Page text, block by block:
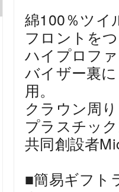
綿100％ツイ
フロントを
ハイプロフ
バイザー裏
用。
クラウン周
プラスチッ
共同創設者
■簡易ギフト